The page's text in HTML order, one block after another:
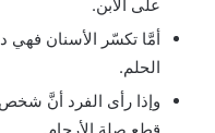
على الابن.
أمَّا تكسّر الأسنان
الحلم.
وإذا رأى الفرد أنَّ